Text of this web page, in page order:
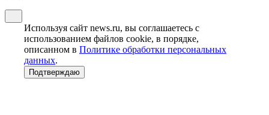
Используя сайт news.ru, вы соглашаетесь с
использованием файлов cookie, в порядке,
описанном в Политике обработки персональных
данных.
Подтверждаю